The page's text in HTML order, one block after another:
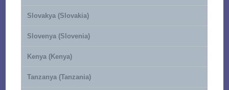
Slovakya (Slovakia)
Slovenya (Slovenia)
Kenya (Kenya)
Tanzanya (Tanzania)